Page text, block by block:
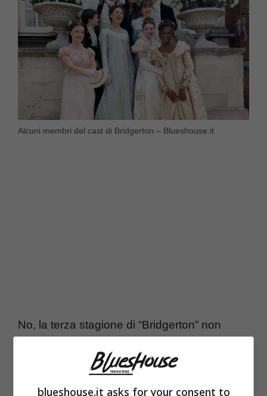
Alcuni membri del cast di Bridgerton – Blueshouse.it
No, la terza stagione di “Bridgerton” non
questo per una lunga lista di ragioni.
Partendo, innanzitutto, dal ruolo chiave
blueshouse.it asks for your consent to